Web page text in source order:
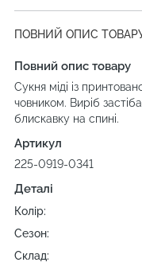
ПОВНИЙ ОПИС
Повний опис товару
Сукня міді із
човником. Виріб
блискавку на спині.
Артикул
225-0919-0341
Деталі
Колір:
Сезон:
Склад: